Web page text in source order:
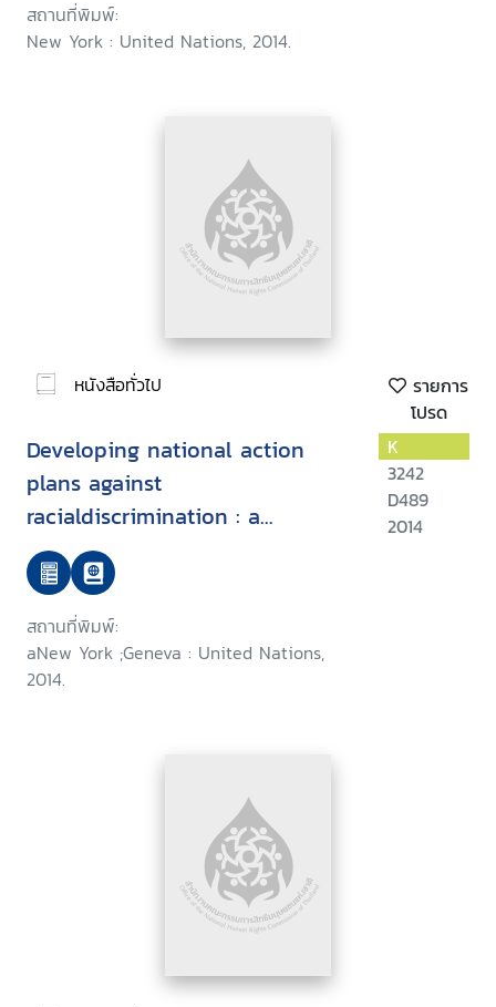
สถานที่พิมพ์:
New York : United Nations, 2014.
หนังสือทั่วไป
รายการ
โปรด
Developing national action
plans against
racialdiscrimination : a
practical guide
สถานที่พิมพ์:
aNew York ;Geneva : United Nations,
2014.
K
3242
D489
2014